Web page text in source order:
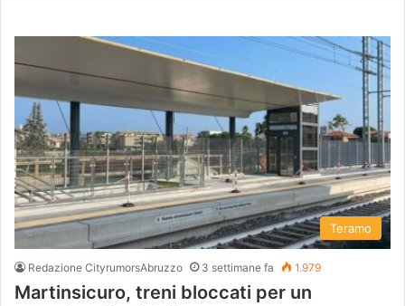
Teramo
Redazione CityrumorsAbruzzo 3 settimane fa 1.979
Martinsicuro, treni bloccati per un